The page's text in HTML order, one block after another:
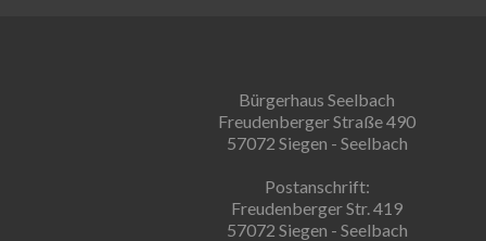
Bürgerhaus Seelbach
Freudenberger Straße 490
57072 Siegen - Seelbach
Postanschrift:
Freudenberger Str. 419
57072 Siegen - Seelbach